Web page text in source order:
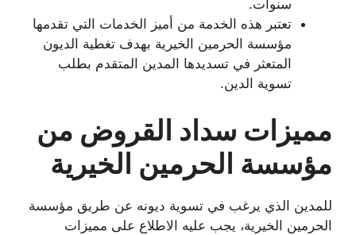
سنوات.
تعتبر هذه الخدمة من أميز الخدمات التي تقدمها
مؤسسة الحرمين الخيرية بهدف تغطية الديون
المتعثر في تسديدها المدين المتقدم بطلب
تسوية الدين.
مميزات سداد القروض من
مؤسسة الحرمين الخيرية
للمدين الذي يرغب في تسوية ديونه عن طريق مؤسسة
الحرمين الخيرية، يجب عليه الاطلاع على مميزات